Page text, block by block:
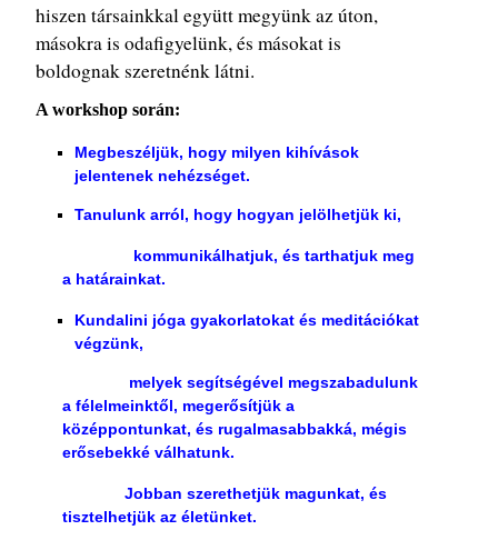
hiszen társainkkal együtt megyünk az úton,
másokra is odafigyelünk, és másokat is
boldognak szeretnénk látni.
A workshop során:
Megbeszéljük, hogy milyen kihívások
jelentenek nehézséget.
Tanulunk arról, hogy hogyan jelölhetjük ki,
kommunikálhatjuk, és tarthatjuk meg
a határainkat.
Kundalini jóga gyakorlatokat és meditációkat
végzünk,
melyek segítségével megszabadulunk
a félelmeinktől, megerősítjük a
középpontunkat, és rugalmasabbakká, mégis
erősebekké válhatunk.
Jobban szerethetjük magunkat, és
tisztelhetjük az életünket.